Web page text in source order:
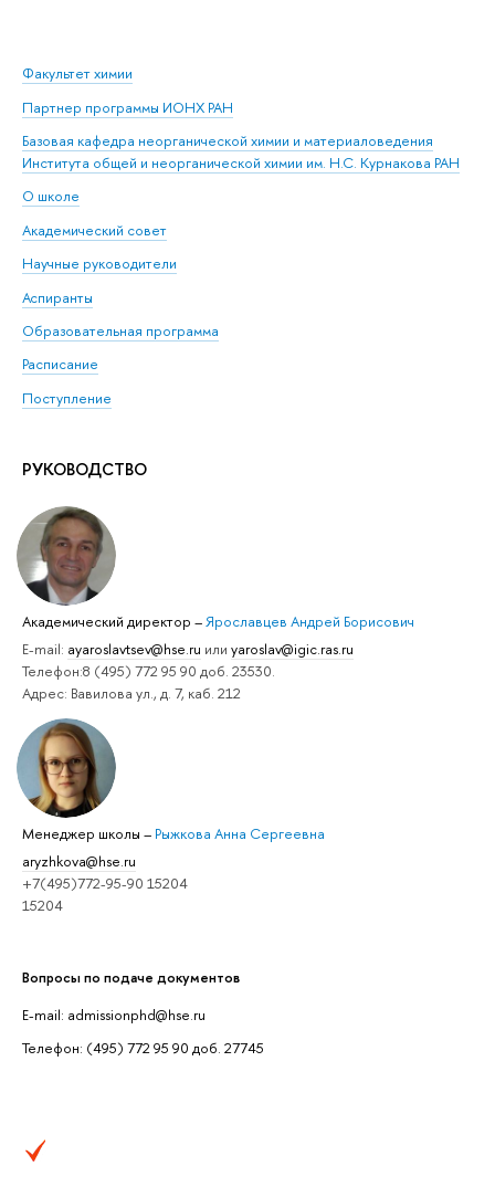
Факультет химии
Партнер программы ИОНХ РАН
Базовая кафедра неорганической химии и материаловедения
Института общей и неорганической химии им. Н.С. Курнакова РАН
О школе
Академический совет
Научные руководители
Аспиранты
Образовательная программа
Расписание
Поступление
РУКОВОДСТВО
Академический директор –Ярославцев Андрей Борисович
E-mail: ayaroslavtsev@hse.ru или yaroslav@igic.ras.ru
Телефон:8 (495) 772 95 90 доб. 23530.
Адрес: Вавилова ул., д. 7, каб. 212
Менеджер школы – Рыжкова Анна Сергеевна
aryzhkova@hse.ru
+7(495)772-95-90 15204
15204
Вопросы по подаче документов
E-mail: admissionphd@hse.ru
Телефон: (495) 772 95 90 доб. 27745